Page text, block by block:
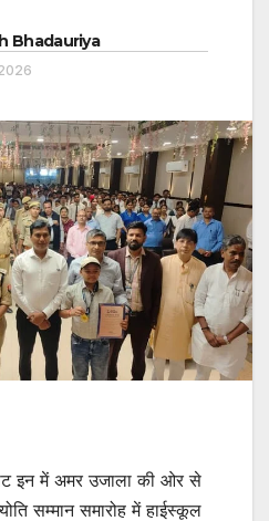
Bhadauriya
इन में अमर उजाला की ओर से
सम्मान समारोह में हाईस्कूल